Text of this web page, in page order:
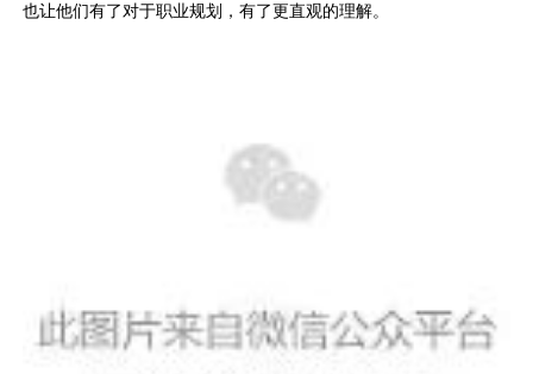
也让他们有了对于职业规划，有了更直观的理解。